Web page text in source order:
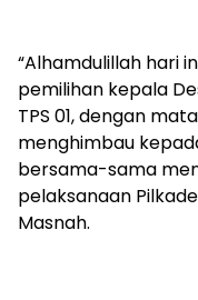
“Alhamdulillah hari
pemilihan kepala
TPS 01, dengan
menghimbau
bersama-sama
pelaksanaan
Masnah.